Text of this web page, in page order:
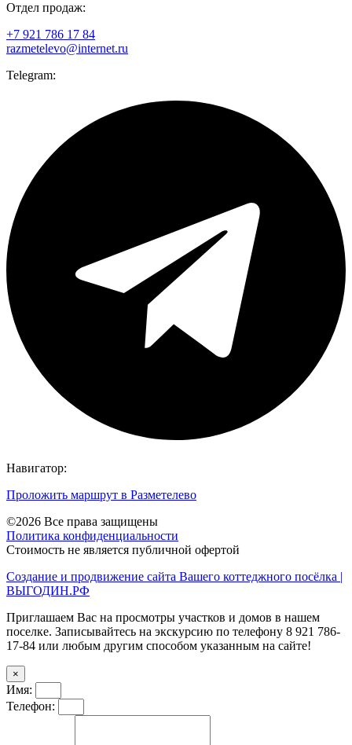
Отдел продаж:
+7 921 786 17 84
razmetelevo@internet.ru
Telegram:
Навигатор:
Проложить маршрут в Разметелево
©2026 Все права защищены
Политика конфиденциальности
Стоимость не является публичной офертой
Создание и продвижение сайта Вашего коттеджного посёлка |
ВЫГОДИН.РФ
Приглашаем Вас на просмотры участков и домов в нашем
поселке. Записывайтесь на экскурсию по телефону 8 921 786-
17-84 или любым другим способом указанным на сайте!
×
Имя:
Телефон: